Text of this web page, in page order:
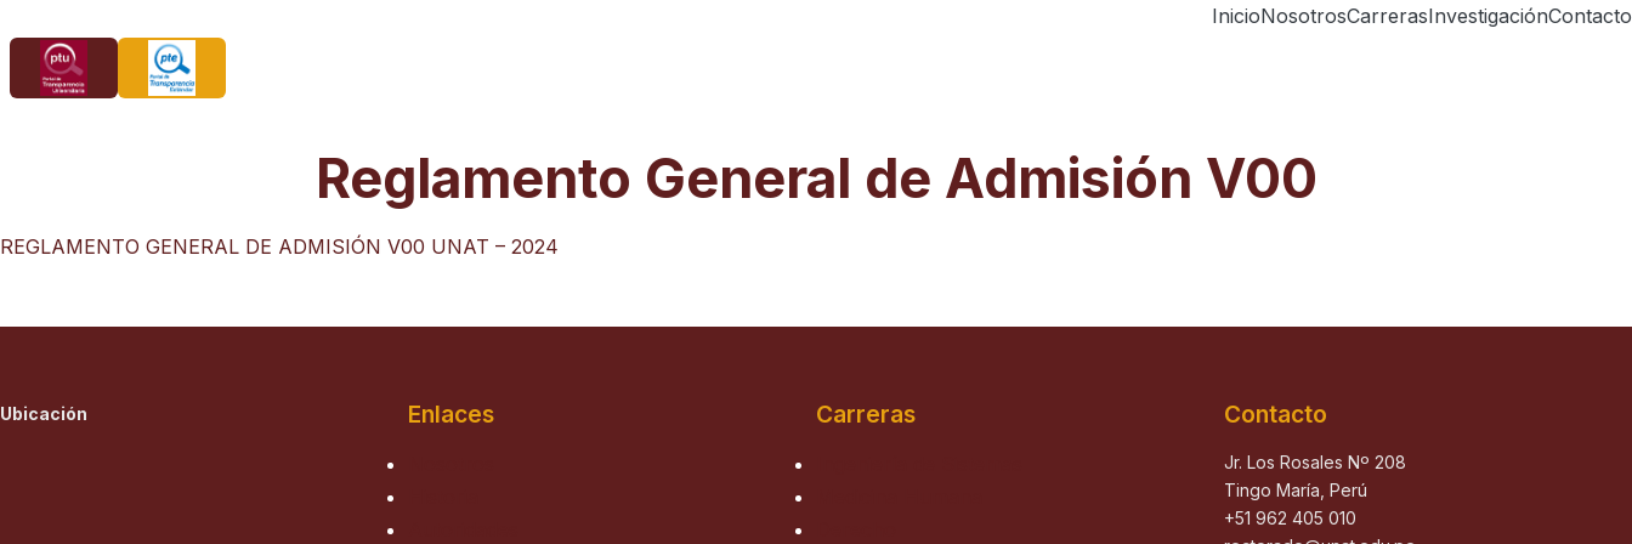
al
contenido
InicioNosotrosCarrerasInvestigaciónContacto
Reglamento General de Admisión V00
REGLAMENTO GENERAL DE ADMISIÓN V00 UNAT – 2024
Ubicación Enlaces Carreras Contacto
Jr. Los Rosales Nº 208
Tingo María, Perú
+51 962 405 010